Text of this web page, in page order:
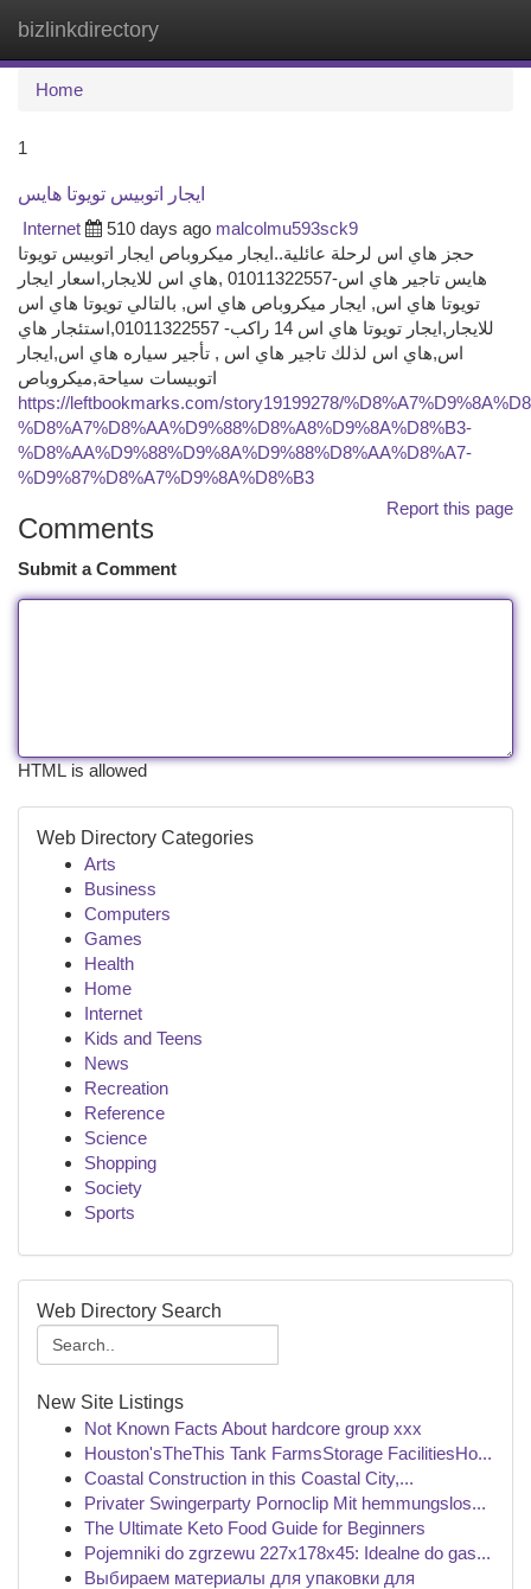
bizlinkdirectory
Home
1
ايجار اتوبيس تويوتا هايس
Internet
510 days ago malcolmu593sck9
حجز هاي اس لرحلة عائلية..ايجار ميكروباص ايجار اتوبيس تويوتا
هايس تاجير هاي اس-01011322557 ,هاي اس للايجار,اسعار ايجار
تويوتا هاي اس, ايجار ميكروباص هاي اس, بالتالي تويوتا هاي اس
للايجار,ايجار تويوتا هاي اس 14 راكب- 01011322557,استئجار هاي
اس,هاي اس لذلك تاجير هاي اس , تأجير سياره هاي اس,ايجار
اتوبيسات سياحة,ميكروباص
https://leftbookmarks.com/story19199278/
%D8%A7%D8%AA%D9%88%D8%A8%D9%8A%D8%B3-
%D8%AA%D9%88%D9%8A%D9%88%D8%AA%D8%A7-
%D9%87%D8%A7%D9%8A%D8%B3
Report this page
Comments
Submit a Comment
HTML is allowed
Web Directory Categories
Arts
Business
Computers
Games
Health
Home
Internet
Kids and Teens
News
Recreation
Reference
Science
Shopping
Society
Sports
Web Directory Search
New Site Listings
Not Known Facts About hardcore group xxx
Houston'sTheThis Tank FarmsStorage FacilitiesHo...
Coastal Construction in this Coastal City,...
Privater Swingerparty Pornoclip Mit hemmungslos...
The Ultimate Keto Food Guide for Beginners
Pojemniki do zgrzewu 227x178x45: Idealne do gas...
Выбираем материалы для упаковки для